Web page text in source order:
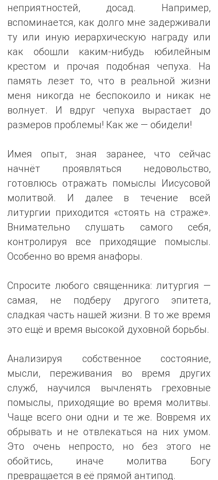
неприятностей, досад. Например,
вспоминается, как долго мне задерживали
ту или иную иерархическую награду или
как обошли каким-нибудь юбилейным
крестом и прочая подобная чепуха. На
память лезет то, что в реальной жизни
меня никогда не беспокоило и никак не
волнует. И вдруг чепуха вырастает до
размеров проблемы! Как же — обидели!
Имея опыт, зная заранее, что сейчас
начнёт проявляться недовольство,
готовлюсь отражать помыслы Иисусовой
молитвой. И далее в течение всей
литургии приходится «стоять на страже».
Внимательно слушать самого себя,
контролируя все приходящие помыслы.
Особенно во время анафоры.
Спросите любого священника: литургия —
самая, не подберу другого эпитета,
сладкая часть нашей жизни. В то же время
это ещё и время высокой духовной борьбы.
Анализируя собственное состояние,
мысли, переживания во время других
служб, научился вычленять греховные
помыслы, приходящие во время молитвы.
Чаще всего они одни и те же. Вовремя их
обрывать и не отвлекаться на них умом.
Это очень непросто, но без этого не
обойтись, иначе молитва Богу
превращается в её прямой антипод.